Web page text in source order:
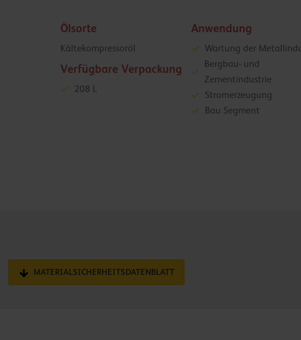
Ölsorte
Kältekompressoröl
Verfügbare Verpackung
208 L
Anwendung
Wartung der
Bergbau- und
Zementindustrie
Stromerzeugung
Bau Segment
MATERIALSICHERHEITSDATENBLATT